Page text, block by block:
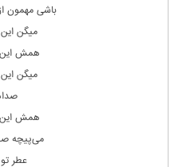
باشی مهمون
میگن
همش این
میگن
همش این
می‌پیچه
عطر